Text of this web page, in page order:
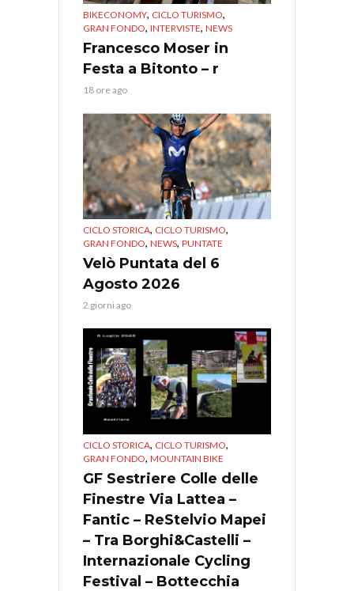
BIKECONOMY, CICLO TURISMO,
GRAN FONDO, INTERVISTE, NEWS
Francesco Moser in
Festa a Bitonto – r
18 ore ago
CICLO STORICA, CICLO TURISMO,
GRAN FONDO, NEWS, PUNTATE
Velò Puntata del 6
Agosto 2026
2 giorni ago
CICLO STORICA, CICLO TURISMO,
GRAN FONDO, MOUNTAIN BIKE
GF Sestriere Colle delle
Finestre Via Lattea –
Fantic – ReStelvio Mapei
– Tra Borghi&Castelli –
Internazionale Cycling
Festival – Bottecchia